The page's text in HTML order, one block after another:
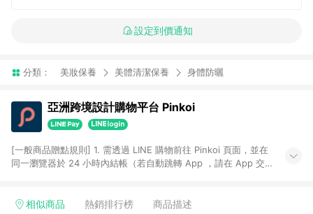
設定到價通知
分類： 美妝保養 美體清潔保養 身體防曬
亞洲跨境設計購物平台 Pinkoi
[一般商品贈點規則] 1. 需透過 LINE 購物前往 Pinkoi 頁面，並在
同一瀏覽器於 24 小時內結帳（若自動跳轉 App ，請在 App 交
回饋訂單不得享有 Pinkoi 站方優惠，例如首購優惠，P coins，
相似商品 熱銷排行榜 商品描述